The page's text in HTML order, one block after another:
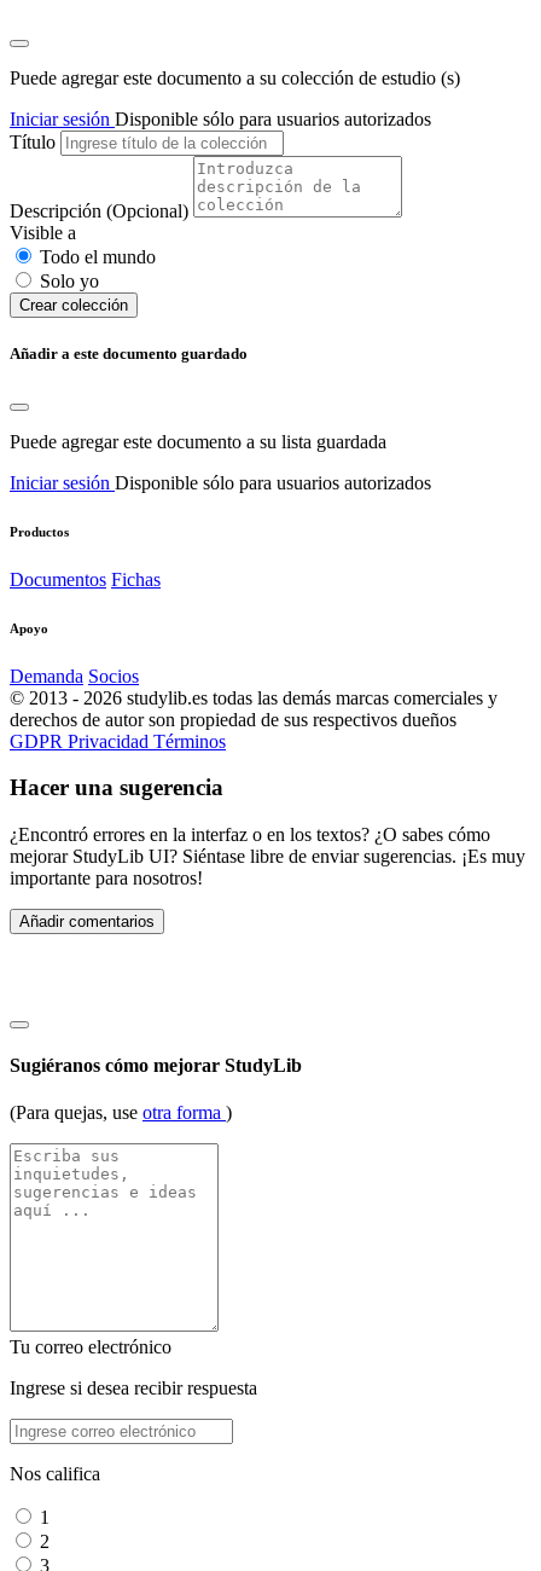
Puede agregar este documento a su colección de estudio (s)
Iniciar sesión Disponible sólo para usuarios autorizados
Título
Descripción (Opcional)
Visible a
Todo el mundo
Solo yo
Сrear colección
Añadir a este documento guardado
Puede agregar este documento a su lista guardada
Iniciar sesión Disponible sólo para usuarios autorizados
Productos
Documentos Fichas
Apoyo
Demanda Socios
© 2013 - 2026 studylib.es todas las demás marcas comerciales y
derechos de autor son propiedad de sus respectivos dueños
GDPR Privacidad Términos
Hacer una sugerencia
¿Encontró errores en la interfaz o en los textos? ¿O sabes cómo
mejorar StudyLib UI? Siéntase libre de enviar sugerencias. ¡Es muy
importante para nosotros!
Añadir comentarios
Sugiéranos cómo mejorar StudyLib
(Para quejas, use otra forma )
Tu correo electrónico
Ingrese si desea recibir respuesta
Nos califica
1
2
3